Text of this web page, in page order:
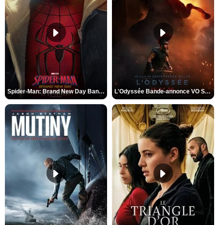
Spider-Man: Brand New Day Bande-annonce VO STFR L'Odyssée Bande-annonce VO STFR